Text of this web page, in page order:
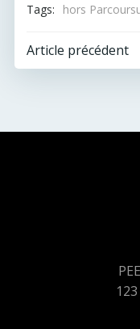
Tags:
hors
Post
Article précédent